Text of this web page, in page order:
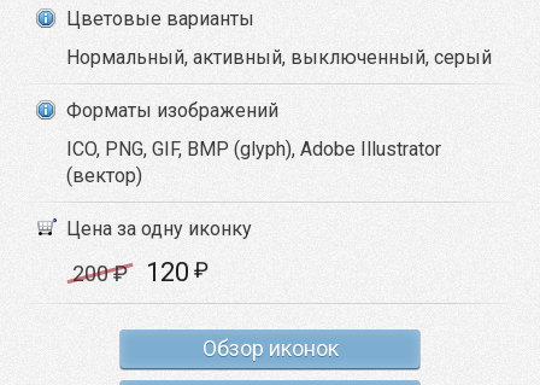
Цветовые варианты
Нормальный, активный, выключенный, серый
Форматы изображений
ICO, PNG, GIF, BMP (glyph), Adobe Illustrator
(вектор)
Цена за одну иконку
200₽ 120 ₽
Обзор иконок